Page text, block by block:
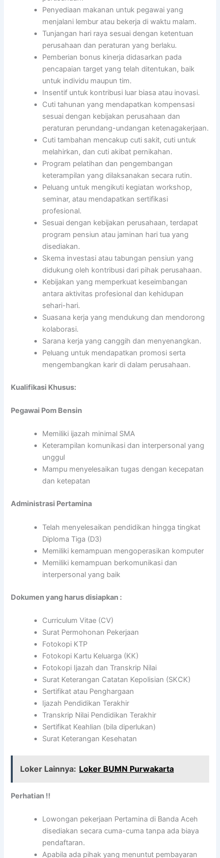
Penyediaan makanan untuk pegawai yang
menjalani lembur atau bekerja di waktu malam.
Tunjangan hari raya sesuai dengan ketentuan
perusahaan dan peraturan yang berlaku.
Pemberian bonus kinerja didasarkan pada
pencapaian target yang telah ditentukan, baik
untuk individu maupun tim.
Insentif untuk kontribusi luar biasa atau inovasi.
Cuti tahunan yang mendapatkan kompensasi
sesuai dengan kebijakan perusahaan dan
peraturan perundang-undangan ketenagakerjaan.
Cuti tambahan mencakup cuti sakit, cuti untuk
melahirkan, dan cuti akibat pernikahan.
Program pelatihan dan pengembangan
keterampilan yang dilaksanakan secara rutin.
Peluang untuk mengikuti kegiatan workshop,
seminar, atau mendapatkan sertifikasi
profesional.
Sesuai dengan kebijakan perusahaan, terdapat
program pensiun atau jaminan hari tua yang
disediakan.
Skema investasi atau tabungan pensiun yang
didukung oleh kontribusi dari pihak perusahaan.
Kebijakan yang memperkuat keseimbangan
antara aktivitas profesional dan kehidupan
sehari-hari.
Suasana kerja yang mendukung dan mendorong
kolaborasi.
Sarana kerja yang canggih dan menyenangkan.
Peluang untuk mendapatkan promosi serta
mengembangkan karir di dalam perusahaan.
Kualifikasi Khusus:
Pegawai Pom Bensin
Memiliki ijazah minimal SMA
Keterampilan komunikasi dan interpersonal yang
unggul
Mampu menyelesaikan tugas dengan kecepatan
dan ketepatan
Administrasi Pertamina
Telah menyelesaikan pendidikan hingga tingkat
Diploma Tiga (D3)
Memiliki kemampuan mengoperasikan komputer
Memiliki kemampuan berkomunikasi dan
interpersonal yang baik
Dokumen yang harus disiapkan :
Curriculum Vitae (CV)
Surat Permohonan Pekerjaan
Fotokopi KTP
Fotokopi Kartu Keluarga (KK)
Fotokopi Ijazah dan Transkrip Nilai
Surat Keterangan Catatan Kepolisian (SKCK)
Sertifikat atau Penghargaan
Ijazah Pendidikan Terakhir
Transkrip Nilai Pendidikan Terakhir
Sertifikat Keahlian (bila diperlukan)
Surat Keterangan Kesehatan
Loker Lainnya: Loker BUMN Purwakarta
Perhatian !!
Lowongan pekerjaan Pertamina di Banda Aceh
disediakan secara cuma-cuma tanpa ada biaya
pendaftaran.
Apabila ada pihak yang menuntut pembayaran